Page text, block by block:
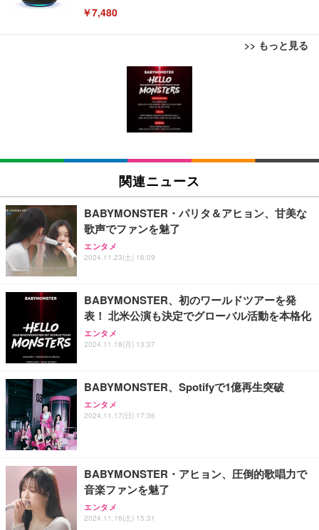
￥7,480
>> もっと見る
[EdoErgo] オフィスチェア 椅子 テレワーク 疲れな
い 跳ね上げ式アームレスト コンパクト 約105度ロッ
キング pc 事務椅子 360度回転 座面昇降 強化ナイロ
ン樹脂ベース 通気性メッシュ 在宅ワーク H-WY01
(黒網+黒枠+黒足)
SIHOO B100 オフィスチェア／デスクチェア メッシ
ュチェア 人間工学 疲れない ブラック
￥27,999
Sezlife オフィスチェア デスクチェア 疲れない テレ
ワーク チェア 強化バックレスト 30度ロッキング機
能 人間工学 椅子 腰サポート 90度跳ね上げ式アーム
ョン PCチェア 通気性メッシュ ゲーミング/勉強/事
務用 おしゃれ パソコンチェア (ブラック)
Sezlife オフィスチェア デスクチェア 疲れない テレ
ワーク チェア 強化バックレスト 30度ロッキング機
能 人間工学 椅子 腰サポート 90度跳ね上げ式アーム
務用 おしゃれ パソコンチェア (ホワイト)
ANDWINT オフィスチェア デスクチェア 肘なし メ
ッシュ 通気性 ランバーサポート付き 腰サポート ガ
EIZO ビジネス向けプレミアムモニター | FlexScan
EV3240X-WT | 31.5型4K UHD・USB Type-C・ホワ
EIZO ビジネス向けプレミアムモニター | FlexScan
【純正品】27"ゲーミングモニター DualSense 充電
フック付き（CFI-ZDM1J）
【整備済み品】Dell E2724HS 27インチ 液晶モニタ
ー フルHD（1920×1080）VA 非光沢 HDMI/DisplayP
ort/VGA スピーカー内蔵 高さ調整 スイベル VESA対
【MiniLED/24.5inch/280Hz/FHD】GRAPHT THE S
HOOTER Gaming Monitor 24” Essential ゲーミン
Amazonベーシック ペットシーツ 薄型 レギュラー 1
回使い捨て 無香料 ホワイト 300枚
Amazonベーシック ペットシーツ 厚型 ワイド 42枚
x2袋(84枚) ホワイト(吸収面:ライトブルー)
￥3,234
ネオ・ルーライフ ネオ・オムツ L 中型犬用 26枚入
り 単品
Smart Basic(スマートベーシック) 【Amazon.co.jp
限定】 Smart Basic アイリスオーヤマ ペットシーツ
超厚型 お徳用 ワイド 100枚入 (x 1) (ケース販売)
アイリスオーヤマ ペットシーツ 超厚型 お徳用 レギ
関連ニュース
BABYMONSTER・パリタ＆アヒョン、甘美な
歌声でファンを魅了
エンタメ
2024.11.23(土) 16:09
BABYMONSTER、初のワールドツアーを発
表！ 北米公演も決定でグローバル活動を本格化
エンタメ
2024.11.18(月) 13:37
BABYMONSTER、Spotifyで1億再生突破
エンタメ
2024.11.17(日) 17:36
BABYMONSTER・アヒョン、圧倒的歌唱力で
音楽ファンを魅了
エンタメ
2024.11.16(土) 15:31